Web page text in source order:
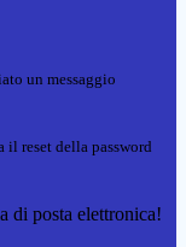
un messaggio
il reset della password
di posta elettronica!